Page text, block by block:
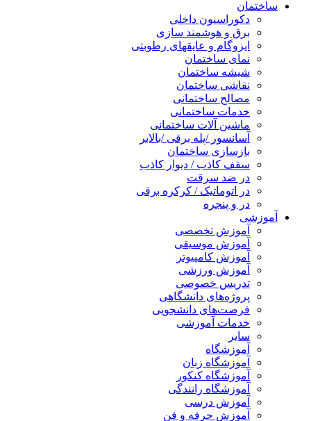
ساختمان
دکوراسیون داخلی
برق و هوشمند سازی
ایزوگام و عایقهای رطوبتی
نمای ساختمان
شیشه ساختمان
نقاشی ساختمان
مصالح ساختمانی
خدمات ساختمانی
ماشین آلات ساختمانی
آسانسور /پله برقی /بالابر
بازسازی ساختمان
سقف کاذب / دیوار کاذب
در ضد سرقت
در اتوماتیک / کرکره برقی
در و پنجره
آموزشی
آموزش تخصصی
آموزش موسیقی
آموزش کامپیوتر
آموزش ورزشی
تدریس خصوصی
پروژه‌های دانشگاهی
فرصت‌های دانشجویی
خدمات آموزشی
سایر
آموزشگاه
آموزشگاه زبان
آموزشگاه کنکور
آموزشگاه رانندگی
آموزش درسی
آموزش حرفه و فن